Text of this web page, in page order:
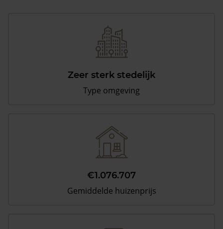
Zeer sterk stedelijk
Type omgeving
€1.076.707
Gemiddelde huizenprijs